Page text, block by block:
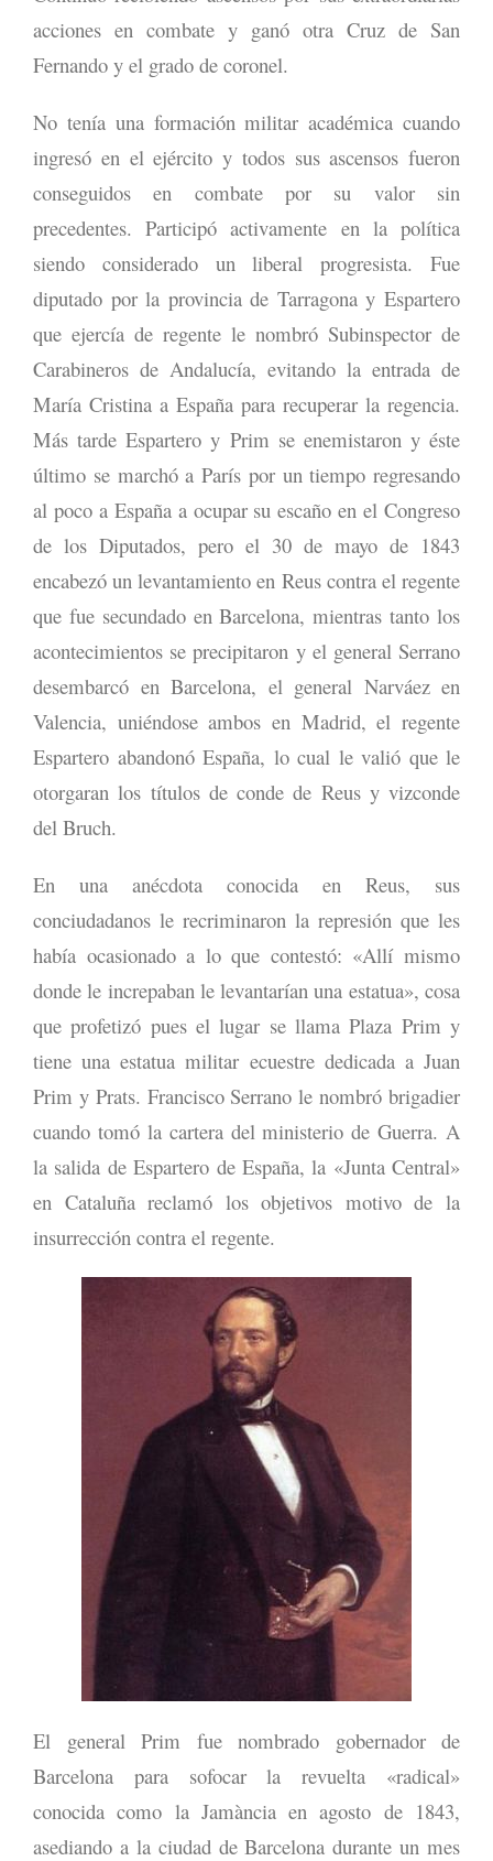
acciones en combate y ganó otra Cruz de San
Fernando y el grado de coronel.
No tenía una formación militar académica cuando
ingresó en el ejército y todos sus ascensos fueron
conseguidos en combate por su valor sin
precedentes. Participó activamente en la política
siendo considerado un liberal progresista. Fue
diputado por la provincia de Tarragona y Espartero
que ejercía de regente le nombró Subinspector de
Carabineros de Andalucía, evitando la entrada de
María Cristina a España para recuperar la regencia.
Más tarde Espartero y Prim se enemistaron y éste
último se marchó a París por un tiempo regresando
al poco a España a ocupar su escaño en el Congreso
de los Diputados, pero el 30 de mayo de 1843
encabezó un levantamiento en Reus contra el regente
que fue secundado en Barcelona, mientras tanto los
acontecimientos se precipitaron y el general Serrano
desembarcó en Barcelona, el general Narváez en
Valencia, uniéndose ambos en Madrid, el regente
Espartero abandonó España, lo cual le valió que le
otorgaran los títulos de conde de Reus y vizconde
del Bruch.
En una anécdota conocida en Reus, sus
conciudadanos le recriminaron la represión que les
había ocasionado a lo que contestó: «Allí mismo
donde le increpaban le levantarían una estatua», cosa
que profetizó pues el lugar se llama Plaza Prim y
tiene una estatua militar ecuestre dedicada a Juan
Prim y Prats. Francisco Serrano le nombró brigadier
cuando tomó la cartera del ministerio de Guerra. A
la salida de Espartero de España, la «Junta Central»
en Cataluña reclamó los objetivos motivo de la
insurrección contra el regente.
El general Prim fue nombrado gobernador de
Barcelona para sofocar la revuelta «radical»
conocida como la Jamància en agosto de 1843,
asediando a la ciudad de Barcelona durante un mes